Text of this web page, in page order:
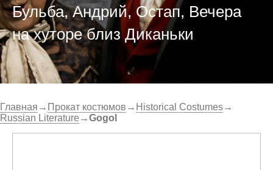
Бульба, Андрий, Остап, Вечера
на хуторе близ Диканьки
Главная → Прокат костюмов → Historical Costumes→
Russian Literature →Gogol